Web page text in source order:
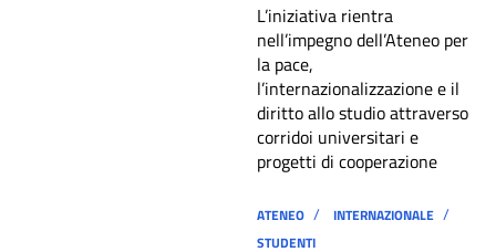
L’iniziativa rientra
nell’impegno dell’Ateneo per
la pace,
l’internazionalizzazione e il
diritto allo studio attraverso
corridoi universitari e
progetti di cooperazione
ATENEO / INTERNAZIONALE /
STUDENTI